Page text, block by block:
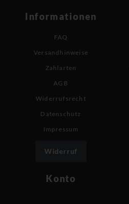
Informationen
FAQ
Versandhinweise
Zahlarten
AGB
Widerrufsrecht
Datenschutz
Impressum
Widerruf
Konto